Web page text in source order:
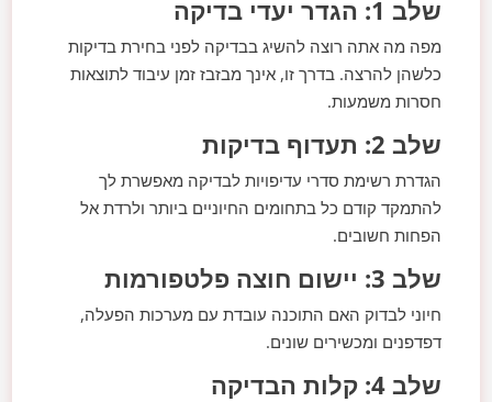
שלב 1: הגדר יעדי בדיקה
מפה מה אתה רוצה להשיג בבדיקה לפני בחירת בדיקות
כלשהן להרצה. בדרך זו, אינך מבזבז זמן עיבוד לתוצאות
חסרות משמעות.
שלב 2: תעדוף בדיקות
הגדרת רשימת סדרי עדיפויות לבדיקה מאפשרת לך
להתמקד קודם כל בתחומים החיוניים ביותר ולרדת אל
הפחות חשובים.
שלב 3: יישום חוצה פלטפורמות
חיוני לבדוק האם התוכנה עובדת עם מערכות הפעלה,
דפדפנים ומכשירים שונים.
שלב 4: קלות הבדיקה